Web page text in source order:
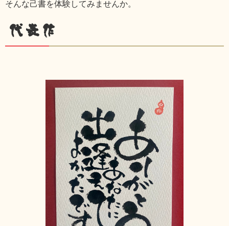
そんな己書を体験してみませんか。
代表作